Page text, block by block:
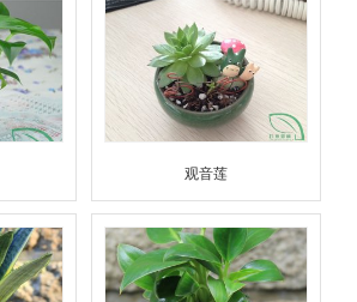
观音莲